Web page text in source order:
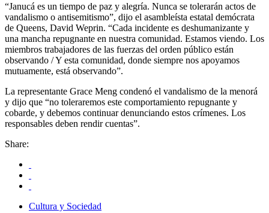
“Janucá es un tiempo de paz y alegría. Nunca se tolerarán actos de
vandalismo o antisemitismo”, dijo el asambleísta estatal demócrata
de Queens, David Weprin. “Cada incidente es deshumanizante y
una mancha repugnante en nuestra comunidad. Estamos viendo. Los
miembros trabajadores de las fuerzas del orden público están
observando / Y esta comunidad, donde siempre nos apoyamos
mutuamente, está observando”.
La representante Grace Meng condenó el vandalismo de la menorá
y dijo que “no toleraremos este comportamiento repugnante y
cobarde, y debemos continuar denunciando estos crímenes. Los
responsables deben rendir cuentas”.
Share:
Cultura y Sociedad